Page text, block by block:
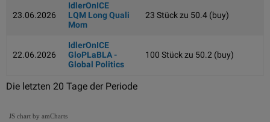
23.06.2026
IdlerOnICE
LQM Long Quali
Mom
23 Stück zu 50.4 (buy)
22.06.2026
IdlerOnICE
GloPLaBLA -
Global Politics
100 Stück zu 50.2 (buy)
Die letzten 20 Tage der Periode
JS chart by amCharts